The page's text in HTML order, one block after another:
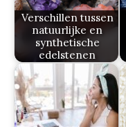
Verschillen tussen
natuurlijke en
synthetische
edelstenen